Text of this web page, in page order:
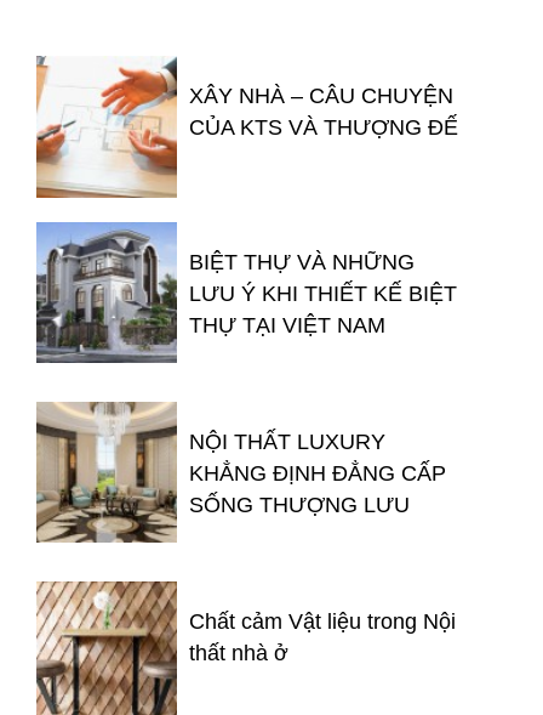
XÂY NHÀ – CÂU CHUYỆN
CỦA KTS VÀ THƯỢNG ĐẾ
BIỆT THỰ VÀ NHỮNG
LƯU Ý KHI THIẾT KẾ BIỆT
THỰ TẠI VIỆT NAM
NỘI THẤT LUXURY
KHẲNG ĐỊNH ĐẲNG CẤP
SỐNG THƯỢNG LƯU
Chất cảm Vật liệu trong Nội
thất nhà ở